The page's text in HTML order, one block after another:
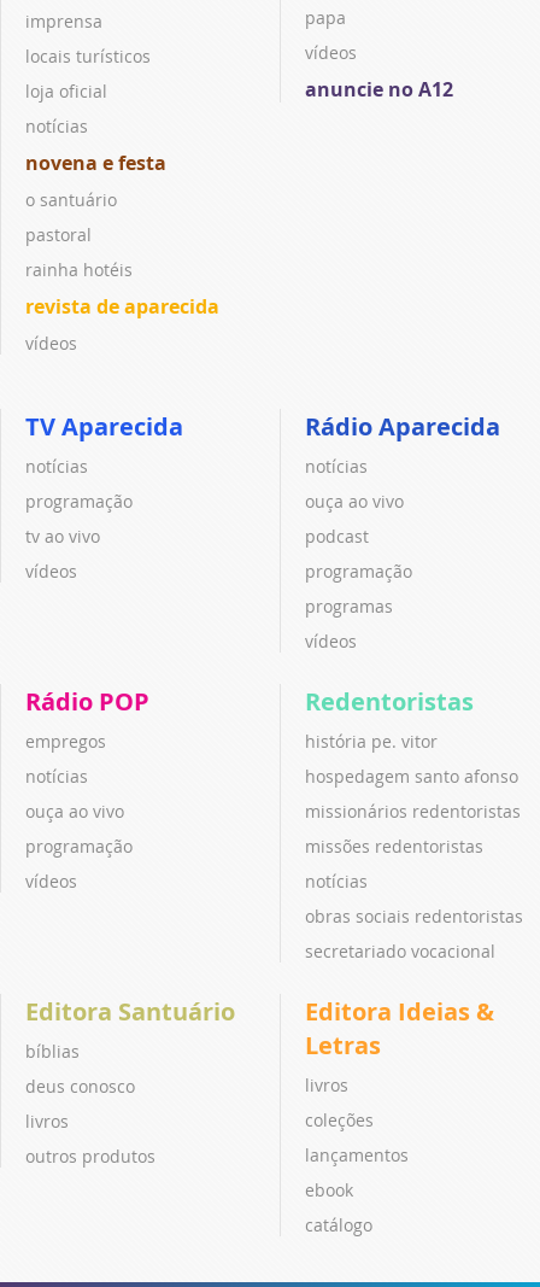
imprensa
locais turísticos
loja oficial
notícias
novena e festa
o santuário
pastoral
rainha hotéis
revista de aparecida
vídeos
papa
vídeos
anuncie no A12
TV Aparecida
notícias
programação
tv ao vivo
vídeos
Rádio Aparecida
notícias
ouça ao vivo
podcast
programação
programas
vídeos
Rádio POP
empregos
notícias
ouça ao vivo
programação
vídeos
Redentoristas
história pe. vitor
hospedagem santo afonso
missionários redentoristas
missões redentoristas
notícias
obras sociais redentoristas
secretariado vocacional
Editora Santuário
bíblias
deus conosco
livros
outros produtos
Editora Ideias &
Letras
livros
coleções
lançamentos
ebook
catálogo